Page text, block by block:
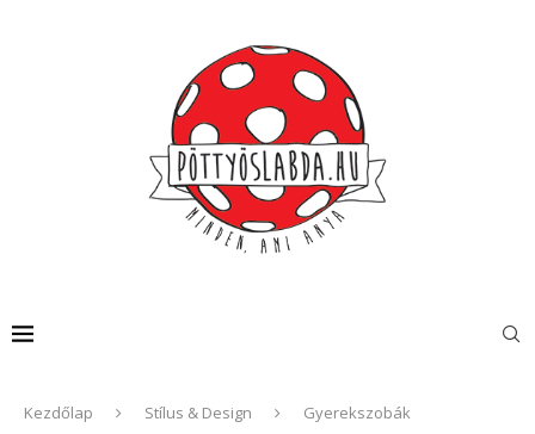
Kezdőlap Stílus & Design Gyerekszobák